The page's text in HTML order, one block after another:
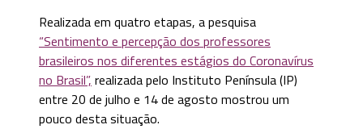
Realizada em quatro etapas, a pesquisa
“Sentimento e percepção dos professores
brasileiros nos diferentes estágios do Coronavírus
no Brasil”, realizada pelo Instituto Península (IP)
entre 20 de julho e 14 de agosto mostrou um
pouco desta situação.